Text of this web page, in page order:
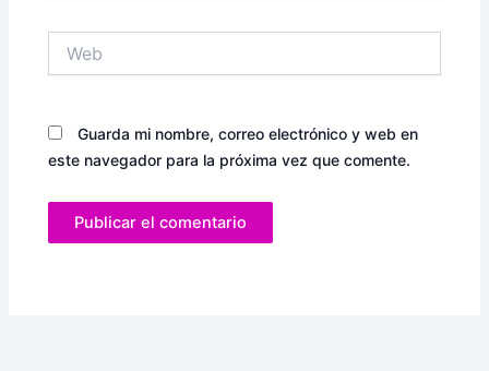
Guarda mi nombre, correo electrónico y web en
este navegador para la próxima vez que comente.